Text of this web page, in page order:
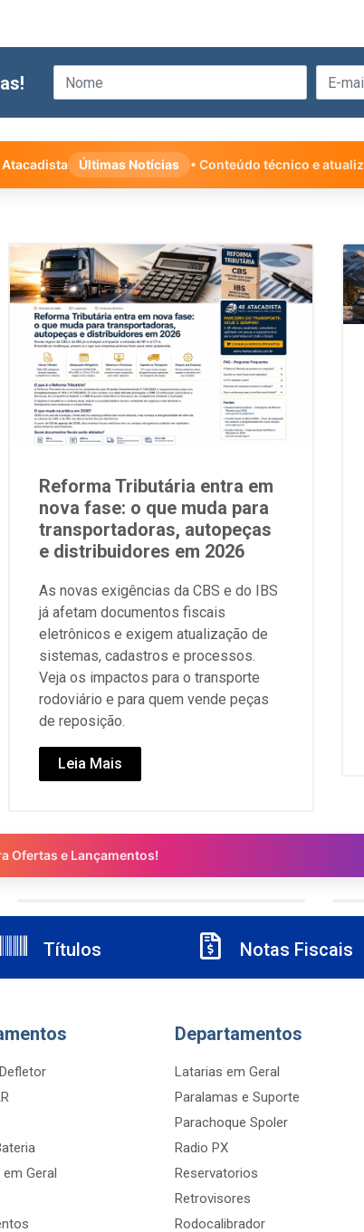
Atacadista Últimas Notícias • Conteúdo técnico e
Reforma Tributária entra em
nova fase: o que muda para
transportadoras, autopeças
e distribuidores em 2026
As novas exigências da CBS e do IBS
já afetam documentos fiscais
eletrônicos e exigem atualização de
sistemas, cadastros e processos.
Veja os impactos para o transporte
rodoviário e para quem vende peças
de reposição.
Leia Mais
Ofertas e Lançamentos!
Títulos Notas Fiscais
Geral
Departamentos
Latarias em Geral
Paralamas e Suporte
Parachoque Spoler
Radio PX
Reservatorios
Retrovisores
Rodocalibrador